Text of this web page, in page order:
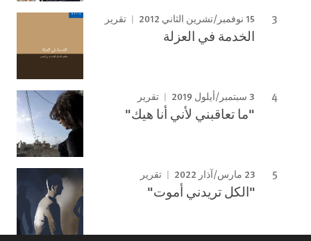
15 نوفمبر/تشرين الثاني 2012 تقرير
الخدمة في العزلة
3 سبتمبر/أيلول 2019 تقرير
"ما تعاقبني لأني أنا هيك"
23 مارس/آذار 2022 تقرير
"الكل تريدني أموت"